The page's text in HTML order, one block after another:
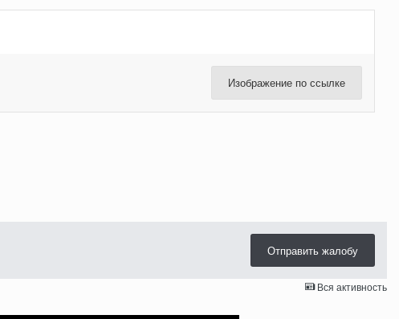
Изображение по ссылке
Отправить жалобу
Вся активность